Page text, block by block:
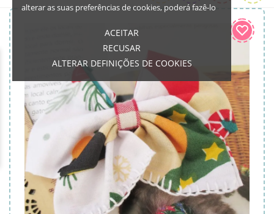
alterar as suas preferências de cookies, poderá fazê-lo
ACEITAR
RECUSAR
ALTERAR DEFINIÇÕES DE COOKIES